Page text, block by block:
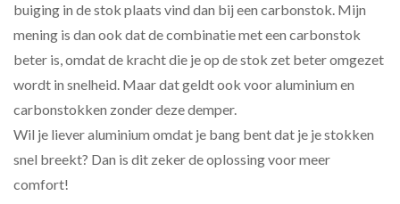
buiging in de stok plaats vind dan bij een carbonstok. Mijn
mening is dan ook dat de combinatie met een carbonstok
beter is, omdat de kracht die je op de stok zet beter omgezet
wordt in snelheid. Maar dat geldt ook voor aluminium en
carbonstokken zonder deze demper.
Wil je liever aluminium omdat je bang bent dat je je stokken
snel breekt? Dan is dit zeker de oplossing voor meer
comfort!